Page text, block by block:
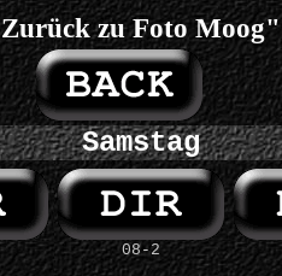
Zurück zu Foto Moog"
Samstag
08-2